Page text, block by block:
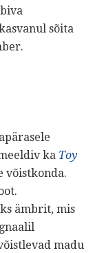
sõita
ka Toy
võistkonda.
ämbrit, mis
madu